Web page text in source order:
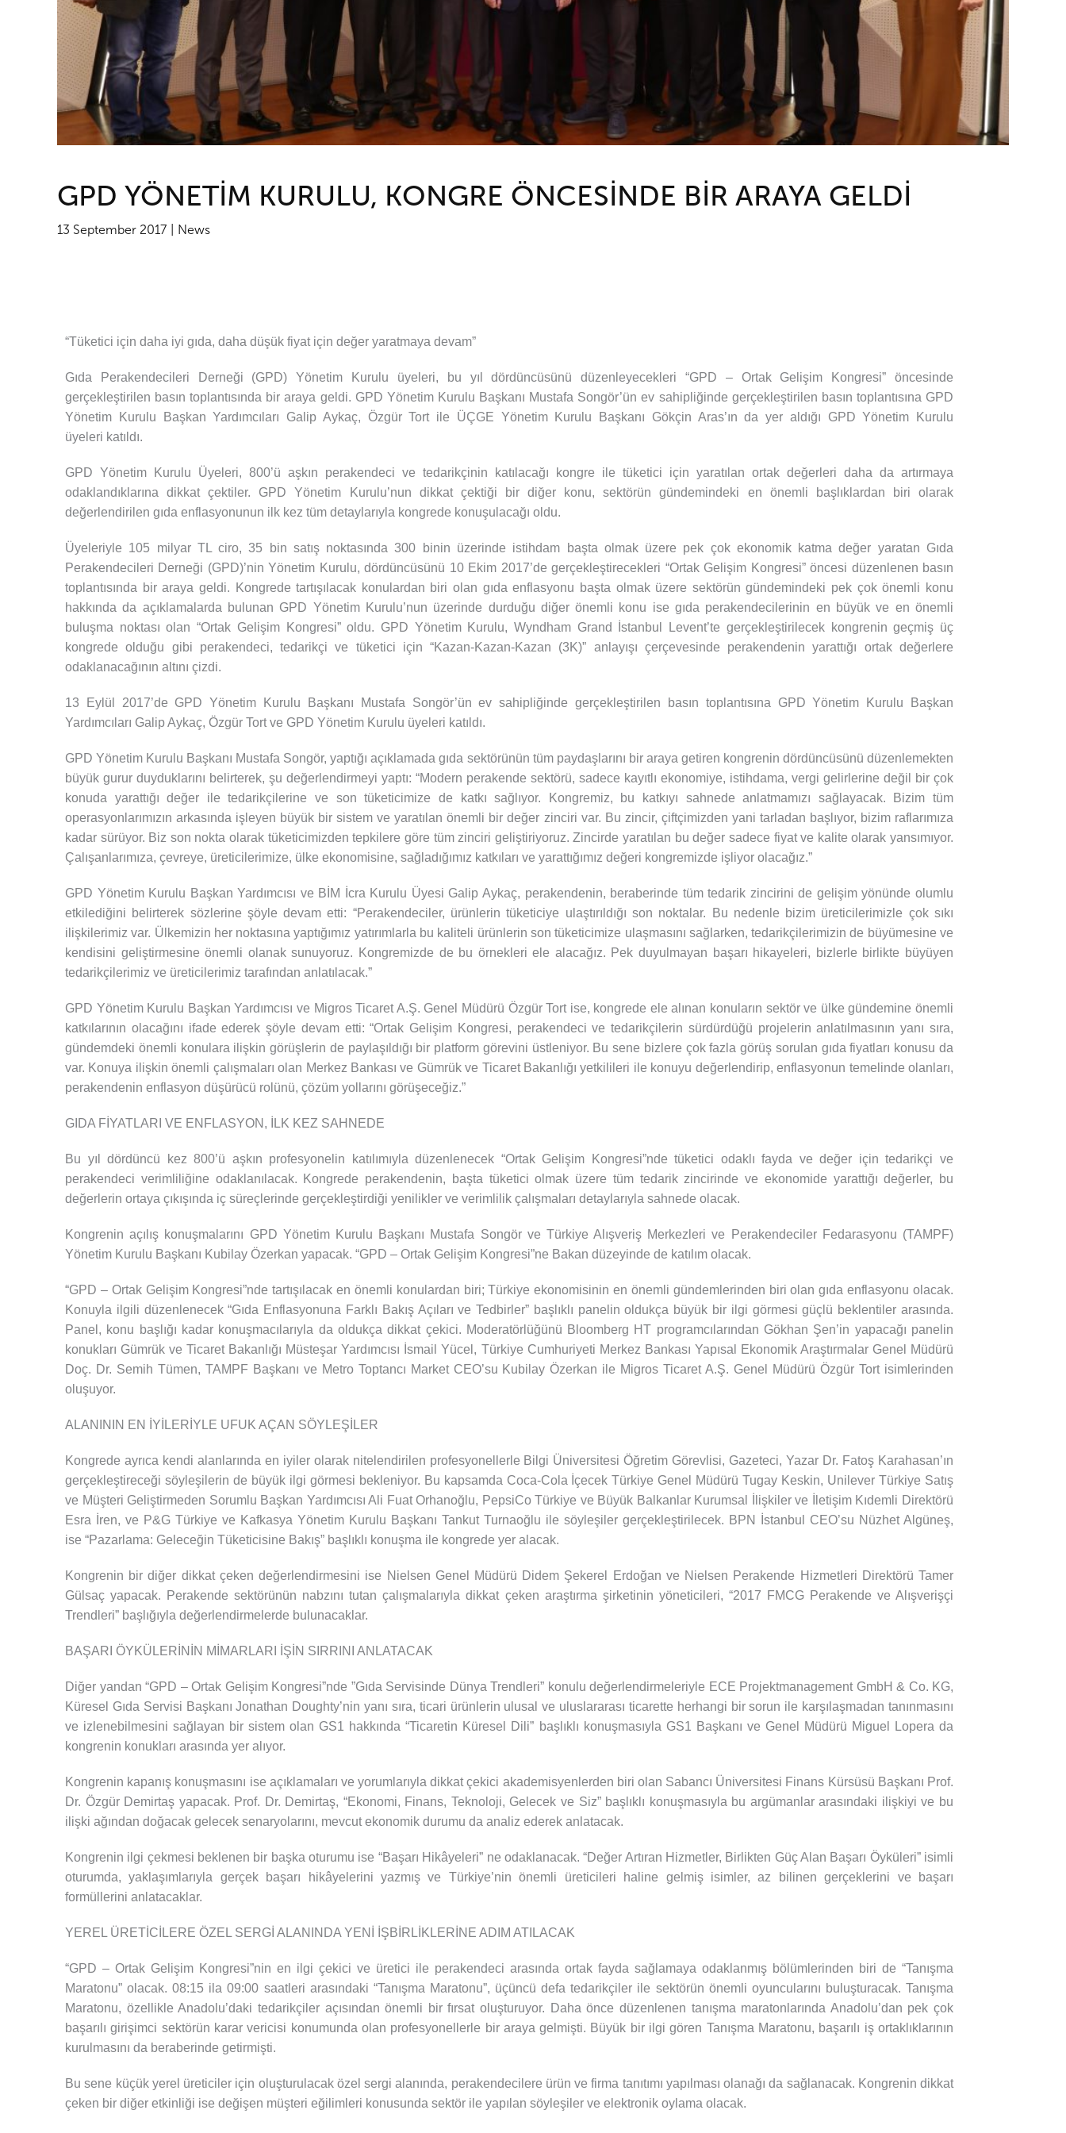
GPD YÖNETİM KURULU, KONGRE ÖNCESİNDE BİR ARAYA GELDİ
13 September 2017 News
“Tüketici için daha iyi gıda, daha düşük fiyat için değer yaratmaya devam”
Gıda Perakendecileri Derneği (GPD) Yönetim Kurulu üyeleri, bu yıl dördüncüsünü düzenleyecekleri “GPD – Ortak Gelişim Kongresi” öncesinde
gerçekleştirilen basın toplantısında bir araya geldi. GPD Yönetim Kurulu Başkanı Mustafa Songör’ün ev sahipliğinde gerçekleştirilen basın toplantısına GPD
Yönetim Kurulu Başkan Yardımcıları Galip Aykaç, Özgür Tort ile ÜÇGE Yönetim Kurulu Başkanı Gökçin Aras’ın da yer aldığı GPD Yönetim Kurulu
üyeleri katıldı.
GPD Yönetim Kurulu Üyeleri, 800’ü aşkın perakendeci ve tedarikçinin katılacağı kongre ile tüketici için yaratılan ortak değerleri daha da artırmaya
odaklandıklarına dikkat çektiler. GPD Yönetim Kurulu’nun dikkat çektiği bir diğer konu, sektörün gündemindeki en önemli başlıklardan biri olarak
değerlendirilen gıda enflasyonunun ilk kez tüm detaylarıyla kongrede konuşulacağı oldu.
Üyeleriyle 105 milyar TL ciro, 35 bin satış noktasında 300 binin üzerinde istihdam başta olmak üzere pek çok ekonomik katma değer yaratan Gıda
Perakendecileri Derneği (GPD)’nin Yönetim Kurulu, dördüncüsünü 10 Ekim 2017’de gerçekleştirecekleri “Ortak Gelişim Kongresi” öncesi düzenlenen basın
toplantısında bir araya geldi. Kongrede tartışılacak konulardan biri olan gıda enflasyonu başta olmak üzere sektörün gündemindeki pek çok önemli konu
hakkında da açıklamalarda bulunan GPD Yönetim Kurulu’nun üzerinde durduğu diğer önemli konu ise gıda perakendecilerinin en büyük ve en önemli
buluşma noktası olan “Ortak Gelişim Kongresi” oldu. GPD Yönetim Kurulu, Wyndham Grand İstanbul Levent’te gerçekleştirilecek kongrenin geçmiş üç
kongrede olduğu gibi perakendeci, tedarikçi ve tüketici için “Kazan-Kazan-Kazan (3K)” anlayışı çerçevesinde perakendenin yarattığı ortak değerlere
odaklanacağının altını çizdi.
13 Eylül 2017’de GPD Yönetim Kurulu Başkanı Mustafa Songör’ün ev sahipliğinde gerçekleştirilen basın toplantısına GPD Yönetim Kurulu Başkan
Yardımcıları Galip Aykaç, Özgür Tort ve GPD Yönetim Kurulu üyeleri katıldı.
GPD Yönetim Kurulu Başkanı Mustafa Songör, yaptığı açıklamada gıda sektörünün tüm paydaşlarını bir araya getiren kongrenin dördüncüsünü düzenlemekten
büyük gurur duyduklarını belirterek, şu değerlendirmeyi yaptı: “Modern perakende sektörü, sadece kayıtlı ekonomiye, istihdama, vergi gelirlerine değil bir çok
konuda yarattığı değer ile tedarikçilerine ve son tüketicimize de katkı sağlıyor. Kongremiz, bu katkıyı sahnede anlatmamızı sağlayacak. Bizim tüm
operasyonlarımızın arkasında işleyen büyük bir sistem ve yaratılan önemli bir değer zinciri var. Bu zincir, çiftçimizden yani tarladan başlıyor, bizim raflarımıza
kadar sürüyor. Biz son nokta olarak tüketicimizden tepkilere göre tüm zinciri geliştiriyoruz. Zincirde yaratılan bu değer sadece fiyat ve kalite olarak yansımıyor.
Çalışanlarımıza, çevreye, üreticilerimize, ülke ekonomisine, sağladığımız katkıları ve yarattığımız değeri kongremizde işliyor olacağız.”
GPD Yönetim Kurulu Başkan Yardımcısı ve BİM İcra Kurulu Üyesi Galip Aykaç, perakendenin, beraberinde tüm tedarik zincirini de gelişim yönünde olumlu
etkilediğini belirterek sözlerine şöyle devam etti: “Perakendeciler, ürünlerin tüketiciye ulaştırıldığı son noktalar. Bu nedenle bizim üreticilerimizle çok sıkı
ilişkilerimiz var. Ülkemizin her noktasına yaptığımız yatırımlarla bu kaliteli ürünlerin son tüketicimize ulaşmasını sağlarken, tedarikçilerimizin de büyümesine ve
kendisini geliştirmesine önemli olanak sunuyoruz. Kongremizde de bu örnekleri ele alacağız. Pek duyulmayan başarı hikayeleri, bizlerle birlikte büyüyen
tedarikçilerimiz ve üreticilerimiz tarafından anlatılacak.”
GPD Yönetim Kurulu Başkan Yardımcısı ve Migros Ticaret A.Ş. Genel Müdürü Özgür Tort ise, kongrede ele alınan konuların sektör ve ülke gündemine önemli
katkılarının olacağını ifade ederek şöyle devam etti: “Ortak Gelişim Kongresi, perakendeci ve tedarikçilerin sürdürdüğü projelerin anlatılmasının yanı sıra,
gündemdeki önemli konulara ilişkin görüşlerin de paylaşıldığı bir platform görevini üstleniyor. Bu sene bizlere çok fazla görüş sorulan gıda fiyatları konusu da
var. Konuya ilişkin önemli çalışmaları olan Merkez Bankası ve Gümrük ve Ticaret Bakanlığı yetkilileri ile konuyu değerlendirip, enflasyonun temelinde olanları,
perakendenin enflasyon düşürücü rolünü, çözüm yollarını görüşeceğiz.”
GIDA FİYATLARI VE ENFLASYON, İLK KEZ SAHNEDE
Bu yıl dördüncü kez 800’ü aşkın profesyonelin katılımıyla düzenlenecek “Ortak Gelişim Kongresi”nde tüketici odaklı fayda ve değer için tedarikçi ve
perakendeci verimliliğine odaklanılacak. Kongrede perakendenin, başta tüketici olmak üzere tüm tedarik zincirinde ve ekonomide yarattığı değerler, bu
değerlerin ortaya çıkışında iç süreçlerinde gerçekleştirdiği yenilikler ve verimlilik çalışmaları detaylarıyla sahnede olacak.
Kongrenin açılış konuşmalarını GPD Yönetim Kurulu Başkanı Mustafa Songör ve Türkiye Alışveriş Merkezleri ve Perakendeciler Fedarasyonu (TAMPF)
Yönetim Kurulu Başkanı Kubilay Özerkan yapacak. “GPD – Ortak Gelişim Kongresi”ne Bakan düzeyinde de katılım olacak.
“GPD – Ortak Gelişim Kongresi”nde tartışılacak en önemli konulardan biri; Türkiye ekonomisinin en önemli gündemlerinden biri olan gıda enflasyonu olacak.
Konuyla ilgili düzenlenecek “Gıda Enflasyonuna Farklı Bakış Açıları ve Tedbirler” başlıklı panelin oldukça büyük bir ilgi görmesi güçlü beklentiler arasında.
Panel, konu başlığı kadar konuşmacılarıyla da oldukça dikkat çekici. Moderatörlüğünü Bloomberg HT programcılarından Gökhan Şen’in yapacağı panelin
konukları Gümrük ve Ticaret Bakanlığı Müsteşar Yardımcısı İsmail Yücel, Türkiye Cumhuriyeti Merkez Bankası Yapısal Ekonomik Araştırmalar Genel Müdürü
Doç. Dr. Semih Tümen, TAMPF Başkanı ve Metro Toptancı Market CEO’su Kubilay Özerkan ile Migros Ticaret A.Ş. Genel Müdürü Özgür Tort isimlerinden
oluşuyor.
ALANININ EN İYİLERİYLE UFUK AÇAN SÖYLEŞİLER
Kongrede ayrıca kendi alanlarında en iyiler olarak nitelendirilen profesyonellerle Bilgi Üniversitesi Öğretim Görevlisi, Gazeteci, Yazar Dr. Fatoş Karahasan’ın
gerçekleştireceği söyleşilerin de büyük ilgi görmesi bekleniyor. Bu kapsamda Coca-Cola İçecek Türkiye Genel Müdürü Tugay Keskin, Unilever Türkiye Satış
ve Müşteri Geliştirmeden Sorumlu Başkan Yardımcısı Ali Fuat Orhanoğlu, PepsiCo Türkiye ve Büyük Balkanlar Kurumsal İlişkiler ve İletişim Kıdemli Direktörü
Esra İren, ve P&G Türkiye ve Kafkasya Yönetim Kurulu Başkanı Tankut Turnaoğlu ile söyleşiler gerçekleştirilecek. BPN İstanbul CEO’su Nüzhet Algüneş,
ise “Pazarlama: Geleceğin Tüketicisine Bakış” başlıklı konuşma ile kongrede yer alacak.
Kongrenin bir diğer dikkat çeken değerlendirmesini ise Nielsen Genel Müdürü Didem Şekerel Erdoğan ve Nielsen Perakende Hizmetleri Direktörü Tamer
Gülsaç yapacak. Perakende sektörünün nabzını tutan çalışmalarıyla dikkat çeken araştırma şirketinin yöneticileri, “2017 FMCG Perakende ve Alışverişçi
Trendleri” başlığıyla değerlendirmelerde bulunacaklar.
BAŞARI ÖYKÜLERİNİN MİMARLARI İŞİN SIRRINI ANLATACAK
Diğer yandan “GPD – Ortak Gelişim Kongresi”nde ”Gıda Servisinde Dünya Trendleri” konulu değerlendirmeleriyle ECE Projektmanagement GmbH & Co. KG,
Küresel Gıda Servisi Başkanı Jonathan Doughty’nin yanı sıra, ticari ürünlerin ulusal ve uluslararası ticarette herhangi bir sorun ile karşılaşmadan tanınmasını
ve izlenebilmesini sağlayan bir sistem olan GS1 hakkında “Ticaretin Küresel Dili” başlıklı konuşmasıyla GS1 Başkanı ve Genel Müdürü Miguel Lopera da
kongrenin konukları arasında yer alıyor.
Kongrenin kapanış konuşmasını ise açıklamaları ve yorumlarıyla dikkat çekici akademisyenlerden biri olan Sabancı Üniversitesi Finans Kürsüsü Başkanı Prof.
Dr. Özgür Demirtaş yapacak. Prof. Dr. Demirtaş, “Ekonomi, Finans, Teknoloji, Gelecek ve Siz” başlıklı konuşmasıyla bu argümanlar arasındaki ilişkiyi ve bu
ilişki ağından doğacak gelecek senaryolarını, mevcut ekonomik durumu da analiz ederek anlatacak.
Kongrenin ilgi çekmesi beklenen bir başka oturumu ise “Başarı Hikâyeleri” ne odaklanacak. “Değer Artıran Hizmetler, Birlikten Güç Alan Başarı Öyküleri” isimli
oturumda, yaklaşımlarıyla gerçek başarı hikâyelerini yazmış ve Türkiye’nin önemli üreticileri haline gelmiş isimler, az bilinen gerçeklerini ve başarı
formüllerini anlatacaklar.
YEREL ÜRETİCİLERE ÖZEL SERGİ ALANINDA YENİ İŞBİRLİKLERİNE ADIM ATILACAK
“GPD – Ortak Gelişim Kongresi”nin en ilgi çekici ve üretici ile perakendeci arasında ortak fayda sağlamaya odaklanmış bölümlerinden biri de “Tanışma
Maratonu” olacak. 08:15 ila 09:00 saatleri arasındaki “Tanışma Maratonu”, üçüncü defa tedarikçiler ile sektörün önemli oyuncularını buluşturacak. Tanışma
Maratonu, özellikle Anadolu’daki tedarikçiler açısından önemli bir fırsat oluşturuyor. Daha önce düzenlenen tanışma maratonlarında Anadolu’dan pek çok
başarılı girişimci sektörün karar vericisi konumunda olan profesyonellerle bir araya gelmişti. Büyük bir ilgi gören Tanışma Maratonu, başarılı iş ortaklıklarının
kurulmasını da beraberinde getirmişti.
Bu sene küçük yerel üreticiler için oluşturulacak özel sergi alanında, perakendecilere ürün ve firma tanıtımı yapılması olanağı da sağlanacak. Kongrenin dikkat
çeken bir diğer etkinliği ise değişen müşteri eğilimleri konusunda sektör ile yapılan söyleşiler ve elektronik oylama olacak.